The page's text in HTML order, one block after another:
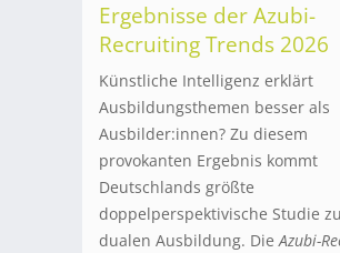
Ergebnisse der Azubi-
Recruiting Trends 2026
Künstliche Intelligenz erklärt
Ausbildungsthemen besser als
Ausbilder:innen? Zu diesem
provokanten Ergebnis kommt
Deutschlands größte
doppelperspektivische Studie
dualen Ausbildung. DieAzubi-